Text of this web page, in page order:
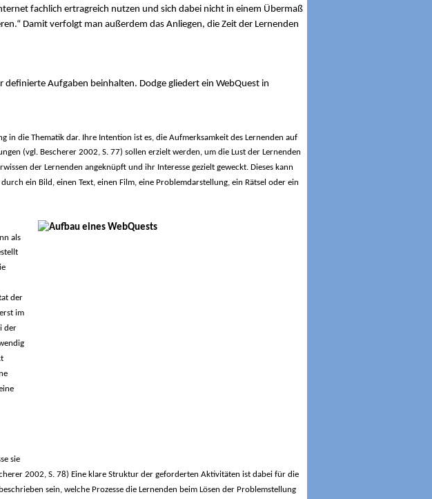
fachlich ertragreich nutzen und sich dabei nicht in einem Übermaß
Damit verfolgt man außerdem das Anliegen, die Zeit der Lernenden
definierte Aufgaben beinhalten. Dodge gliedert ein WebQuest in
in die Thematik dar. Ihre Intention ist es, die Aufmerksamkeit des Lernenden auf
(vgl. Bescherer 2002, S. 77) sollen erzielt werden, um die Lust der Lernenden
der Lernenden angeknüpft und ihr Interesse gezielt geweckt. Dieses kann
ein Bild, einen Text, einen Film, eine Problemdarstellung, ein Rätsel oder ein
als
der
im
der
sie
2002, S. 78) Eine klare Struktur der geforderten Aktivitäten ist dabei für die
sein, welche Prozesse die Lernenden beim Lösen der Problemstellung